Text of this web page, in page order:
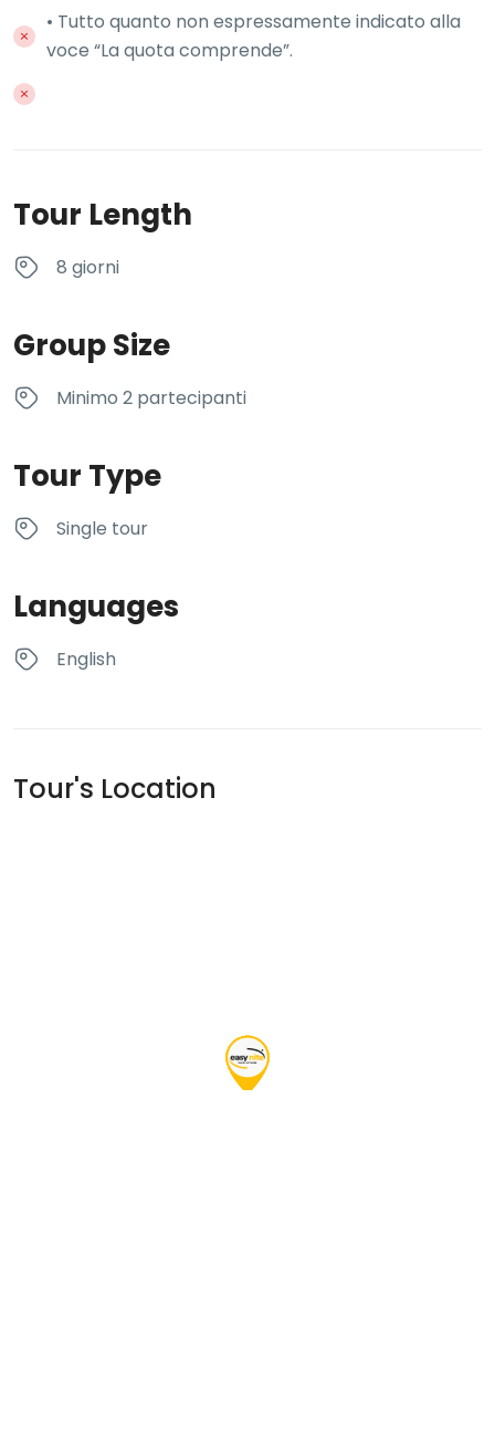
• Tutto quanto non espressamente indicato alla
voce “La quota comprende”.
Tour Length
8 giorni
Group Size
Minimo 2 partecipanti
Tour Type
Single tour
Languages
English
Tour's Location